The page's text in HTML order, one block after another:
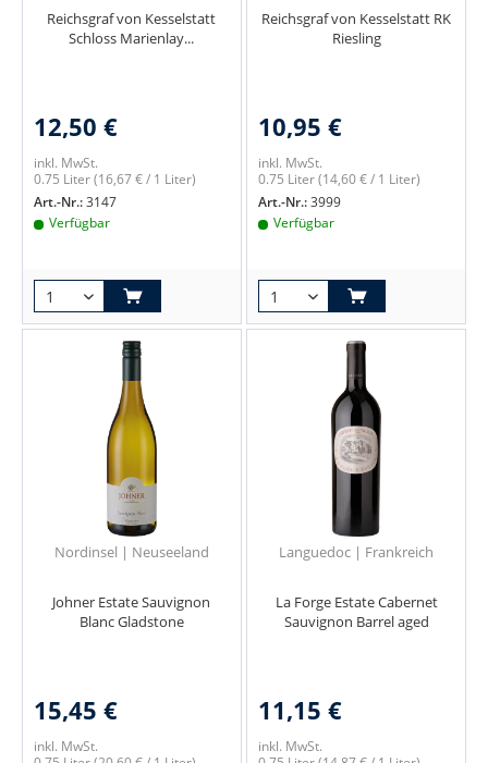
Reichsgraf von Kesselstatt
Schloss Marienlay...
12,50 €
inkl. MwSt.
0.75 Liter(16,67 € / 1 Liter)
Art.-Nr.:3147
Verfügbar
Reichsgraf von Kesselstatt RK
Riesling
10,95 €
inkl. MwSt.
0.75 Liter(14,60 € / 1 Liter)
Art.-Nr.:3999
Verfügbar
Nordinsel | Neuseeland
Johner Estate Sauvignon
Blanc Gladstone
15,45 €
inkl. MwSt.
Languedoc | Frankreich
La Forge Estate Cabernet
Sauvignon Barrel aged
11,15 €
inkl. MwSt.